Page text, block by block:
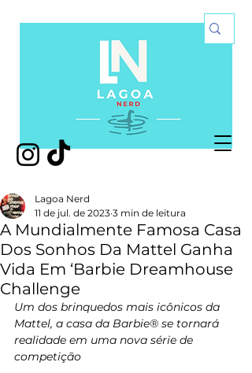
A Mundialmente Famosa Casa
Dos Sonhos Da Mattel Ganha
Vida Em ‘Barbie Dreamhouse
Challenge
Lagoa Nerd
11 de jul. de 2023 3 min de leitura
Um dos brinquedos mais icônicos da
Mattel, a casa da Barbie® se tornará
realidade em uma nova série de
competição